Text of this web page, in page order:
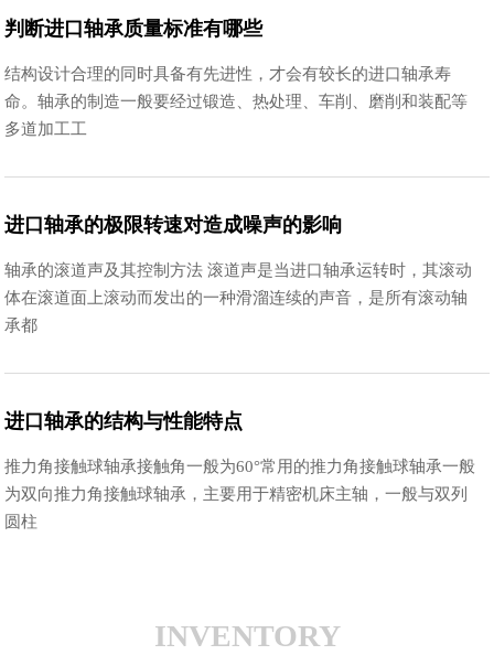
判断进口轴承质量标准有哪些
结构设计合理的同时具备有先进性，才会有较长的进口轴承寿
命。轴承的制造一般要经过锻造、热处理、车削、磨削和装配等
多道加工工
进口轴承的极限转速对造成噪声的影响
轴承的滚道声及其控制方法 滚道声是当进口轴承运转时，其滚动
体在滚道面上滚动而发出的一种滑溜连续的声音，是所有滚动轴
承都
进口轴承的结构与性能特点
推力角接触球轴承接触角一般为60°常用的推力角接触球轴承一般
为双向推力角接触球轴承，主要用于精密机床主轴，一般与双列
圆柱
INVENTORY